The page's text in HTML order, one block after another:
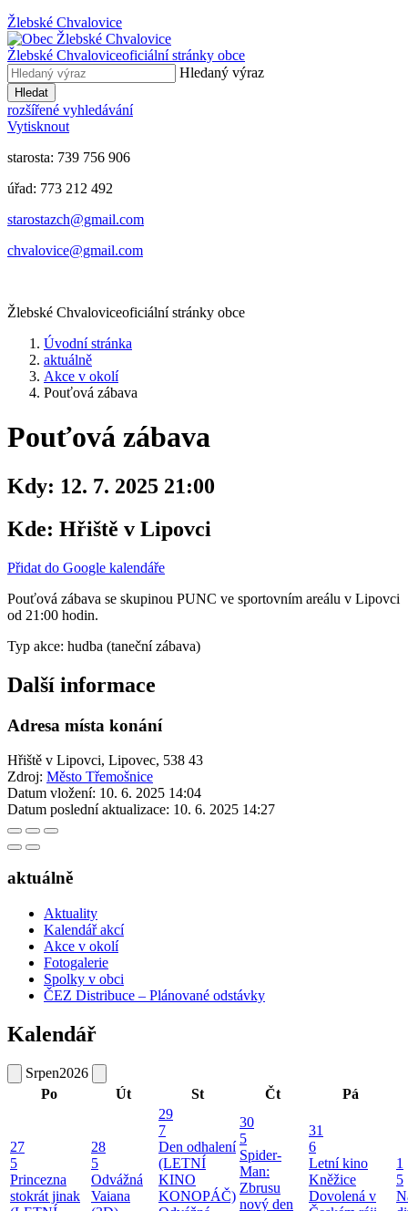
Žlebské Chvalovice
Žlebské Chvaloviceoficiální stránky obce
Hledaný výraz
Hledat
rozšířené vyhledávání
Vytisknout
starosta: 739 756 906
úřad: 773 212 492
​​​​starostazch@gmail.com
​​​​chvalovice@gmail.com
Žlebské Chvaloviceoficiální stránky obce
Úvodní stránka
aktuálně
Akce v okolí
Pouťová zábava
Pouťová zábava
Kdy: 12. 7. 2025 21:00
Kde: Hřiště v Lipovci
Přidat do Google kalendáře
Pouťová zábava se skupinou PUNC ve sportovním areálu v Lipovci
od 21:00 hodin.
Typ akce: hudba (taneční zábava)
Další informace
Adresa místa konání
Hřiště v Lipovci, Lipovec, 538 43
Zdroj: Město Třemošnice
Datum vložení: 10. 6. 2025 14:04
Datum poslední aktualizace: 10. 6. 2025 14:27
aktuálně
Aktuality
Kalendář akcí
Akce v okolí
Fotogalerie
Spolky v obci
ČEZ Distribuce – Plánované odstávky
Kalendář
Srpen2026
Po
Út St Čt Pá
27
5
Princezna
stokrát jinak
28
5
Odvážná
Vaiana
29
7
Den odhalení
(LETNÍ
KINO
KONOPÁČ)
30
5
Spider-
Man:
Zbrusu
nový den
31
6
Letní kino
Kněžice
Dovolená v
1
5